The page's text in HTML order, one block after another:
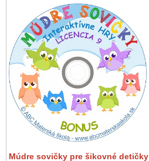
Múdre sovičky pre šikovné detičky